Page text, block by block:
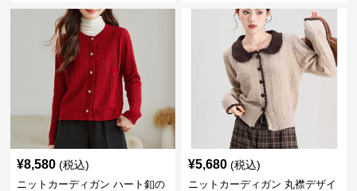
¥8,580 (税込)
ニットカーディガン ハート釦の
¥5,680 (税込)
ニットカーディガン 丸襟デザイ